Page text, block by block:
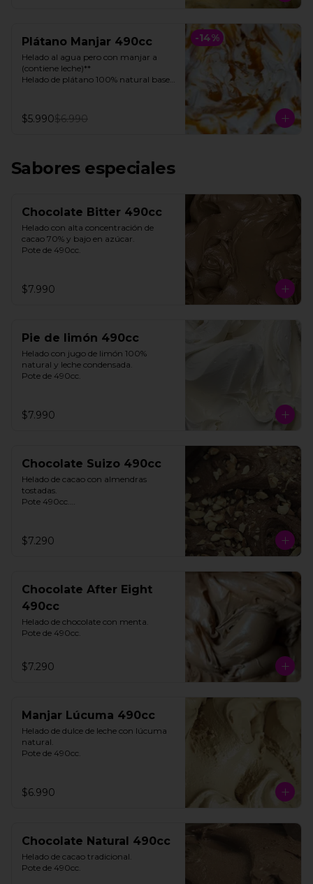
-14%
Plátano Manjar 490cc
Helado al agua pero con manjar a
(contiene leche)**
Helado de plátano 100% natural base
**FOTO REFERENCIAL**
$5.990$6.990
Sabores especiales
Chocolate Bitter 490cc
Helado con alta concentración de
cacao 70% y bajo en azúcar.
Pote de 490cc.
$7.990
Pie de limón 490cc
Helado con jugo de limón 100%
natural y leche condensada.
Pote de 490cc.
$7.990
Chocolate Suizo 490cc
Helado de cacao con almendras
tostadas.
Pote 490cc.
**FOTO REFERENCIAL**
$7.290
Chocolate After Eight
490cc
Helado de chocolate con menta.
Pote de 490cc.
$7.290
Manjar Lúcuma 490cc
Helado de dulce de leche con lúcuma
natural.
Pote de 490cc.
$6.990
Chocolate Natural 490cc
Helado de cacao tradicional.
Pote de 490cc.